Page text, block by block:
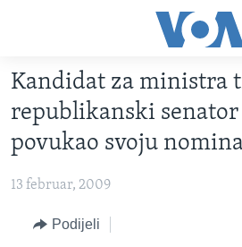
glavni
sadržaj
Pređi
na
glavnu
VIDEO
FOTOGRAFIJE DANA
VIJESTI
SJEDINJENE AMERIČKE DRŽAVE
NAUKA I TEHNOLOGIJA
Kandidat za ministra
republikanski senator
povukao svoju
13 februar, 2009
Podijeli